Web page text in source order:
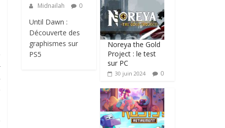
Midnailah
0
Until Dawn :
Découverte des
graphismes sur
PS5
Noreya the Gold
Project : le test
sur PC
30 juin 2024 0